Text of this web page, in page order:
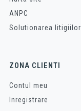
ANPC
Solutionarea litigiilor
ZONA CLIENTI
Contul meu
Inregistrare